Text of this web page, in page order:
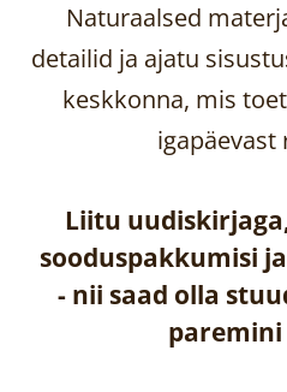
Naturaalsed
detailid ja ajatu
keskkonna, mis
igapäevast
Liitu
sooduspakkumisi
- nii saad olla
paremini